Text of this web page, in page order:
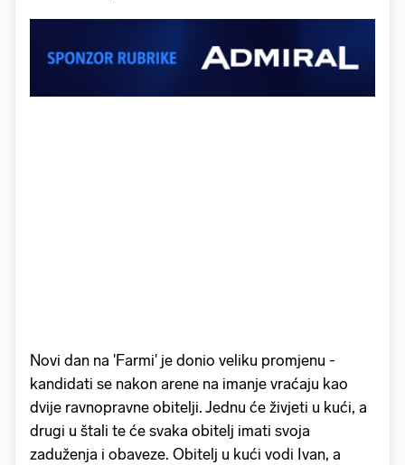
Novi dan na 'Farmi' je donio veliku promjenu -
kandidati se nakon arene na imanje vraćaju kao
dvije ravnopravne obitelji. Jednu će živjeti u kući, a
drugi u štali te će svaka obitelj imati svoja
zaduženja i obaveze. Obitelj u kući vodi Ivan, a